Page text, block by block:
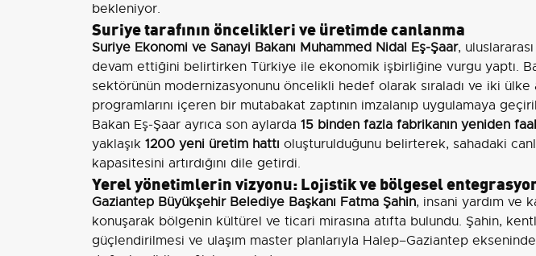
bekleniyor.
Suriye tarafının öncelikleri ve üretimde canlanma
Suriye Ekonomi ve Sanayi Bakanı Muhammed Nidal Eş-Şaar,
devam ettiğini belirtirken Türkiye ile ekonomik işbirliğine vurgu yaptı.
sektörünün modernizasyonunu öncelikli hedef olarak sıraladı ve iki ülke
programlarını içeren bir mutabakat zaptının imzalanıp uygulamaya
Bakan Eş-Şaar ayrıca son aylarda 15 binden fazla fabrikanın yeniden
yaklaşık 1200 yeni üretim hattı oluşturulduğunu belirterek, sahadaki
kapasitesini artırdığını dile getirdi.
Yerel yönetimlerin vizyonu: Lojistik ve bölgesel
Gaziantep Büyükşehir Belediye Başkanı Fatma Şahin, insani yardım ve
konuşarak bölgenin kültürel ve ticari mirasına atıfta bulundu. Şahin,
güçlendirilmesi ve ulaşım master planlarıyla Halep–Gaziantep ekseninde